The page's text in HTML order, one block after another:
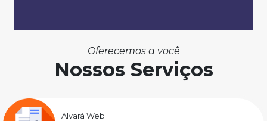
Oferecemos a você
Nossos Serviços
Alvará Web